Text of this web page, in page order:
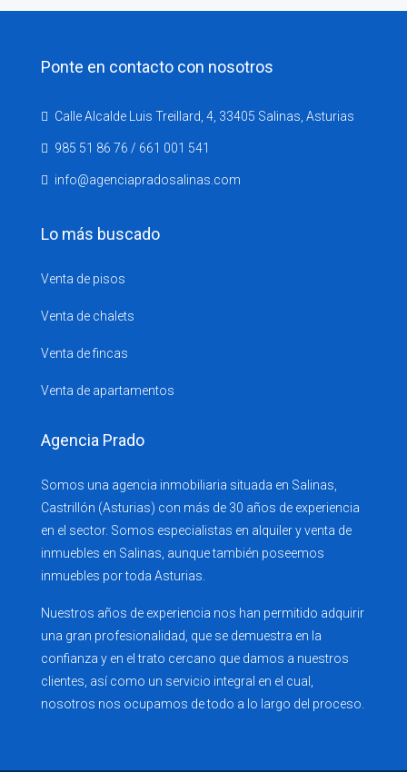
Ponte en contacto con nosotros
Calle Alcalde Luis Treillard, 4, 33405 Salinas, Asturias
985 51 86 76 / 661 001 541
info@agenciapradosalinas.com
Lo más buscado
Venta de pisos
Venta de chalets
Venta de fincas
Venta de apartamentos
Agencia Prado
Somos una agencia inmobiliaria situada en Salinas,
Castrillón (Asturias) con más de 30 años de experiencia
en el sector. Somos especialistas en alquiler y venta de
inmuebles en Salinas, aunque también poseemos
inmuebles por toda Asturias.
Nuestros años de experiencia nos han permitido adquirir
una gran profesionalidad, que se demuestra en la
confianza y en el trato cercano que damos a nuestros
clientes, así como un servicio integral en el cual,
nosotros nos ocupamos de todo a lo largo del proceso.